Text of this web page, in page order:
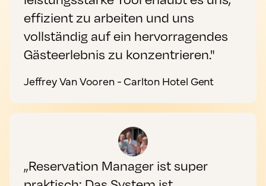
effizient zu arbeiten und uns
vollständig auf ein hervorragendes
Gästeerlebnis zu konzentrieren."
Jeffrey Van Vooren - Carlton Hotel Gent
„Reservation Manager ist super